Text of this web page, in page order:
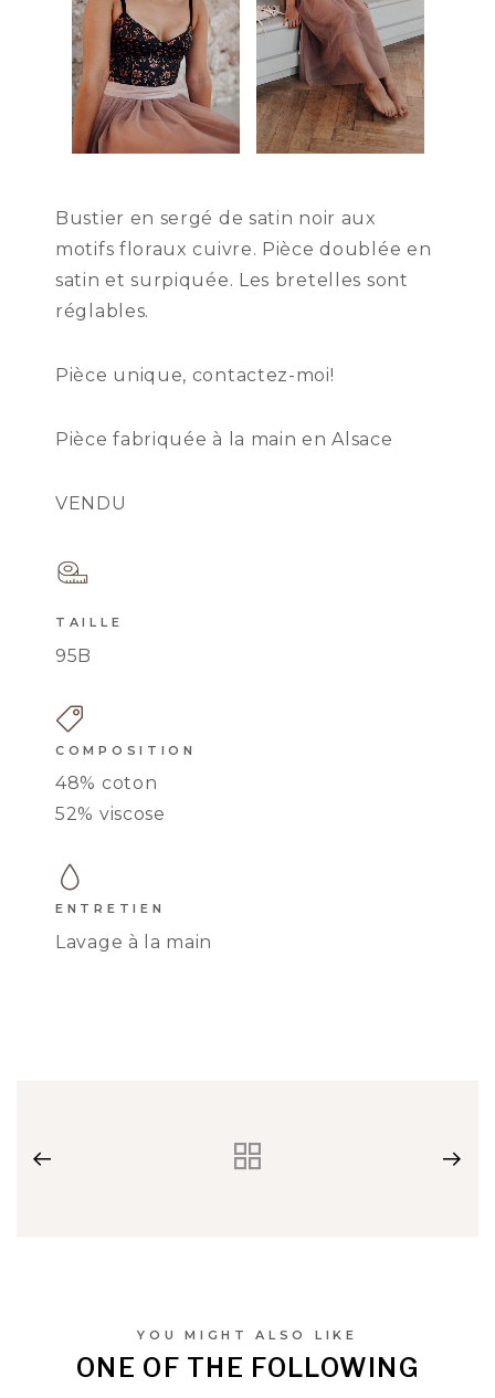
BUSTIER JULIETTE
Bustier en sergé de satin noir aux
motifs floraux cuivre. Pièce doublée en
satin et surpiquée. Les bretelles sont
réglables.
Pièce unique, contactez-moi!
Pièce fabriquée à la main en Alsace
VENDU
TAILLE
95B
COMPOSITION
48% coton
52% viscose
ENTRETIEN
Lavage à la main
YOU MIGHT ALSO LIKE
ONE OF THE FOLLOWING